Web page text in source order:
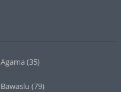
Agama (35)
Bawaslu (79)